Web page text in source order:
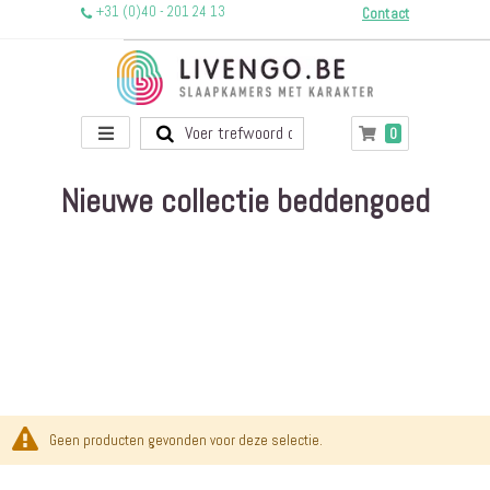
+31 (0)40 - 201 24 13 Contact
Toggle
Winkelwagen
0producten
Nieuwe collectie beddengoed
Geen producten gevonden voor deze selectie.